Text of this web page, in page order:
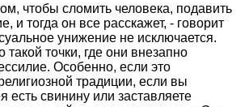
чтобы сломить человека, подавить
и тогда он все расскажет, - говорит
унижение не исключается.
точки, где они внезапно
Особенно, если это
традиции, если вы
есть свинину или заставляете